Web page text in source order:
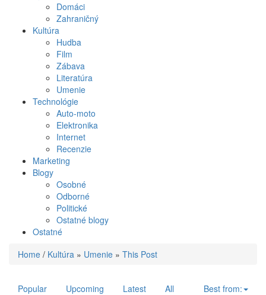
Domáci
Zahraničný
Kultúra
Hudba
Film
Zábava
Literatúra
Umenie
Technológie
Auto-moto
Elektronika
Internet
Recenzie
Marketing
Blogy
Osobné
Odborné
Politické
Ostatné blogy
Ostatné
Home / Kultúra » Umenie » This Post
Popular Upcoming Latest All
Best from: